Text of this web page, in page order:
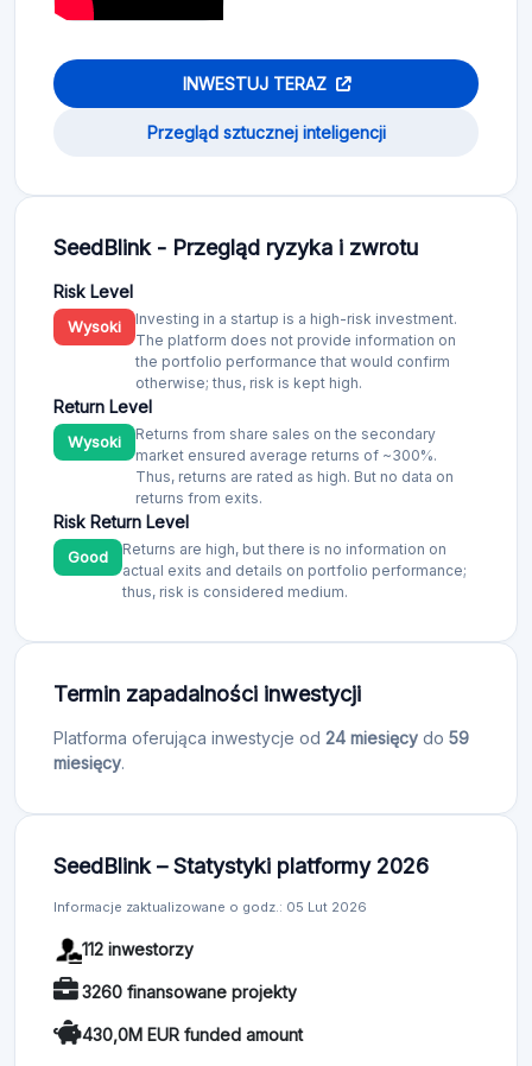
INWESTUJ TERAZ
Przegląd sztucznej inteligencji
SeedBlink - Przegląd ryzyka i zwrotu
Risk Level
Wysoki
Investing in a startup is a high-risk investment.
The platform does not provide information on
the portfolio performance that would confirm
otherwise; thus, risk is kept high.
Return Level
Wysoki
Returns from share sales on the secondary
market ensured average returns of ~300%.
Thus, returns are rated as high. But no data on
returns from exits.
Risk Return Level
Good
Returns are high, but there is no information on
actual exits and details on portfolio performance;
thus, risk is considered medium.
Termin zapadalności inwestycji
Platforma oferująca inwestycje od 24 miesięcy do 59
miesięcy.
SeedBlink – Statystyki platformy 2026
Informacje zaktualizowane o godz.: 05 Lut 2026
112 inwestorzy
3260 finansowane projekty
430,0M EUR funded amount